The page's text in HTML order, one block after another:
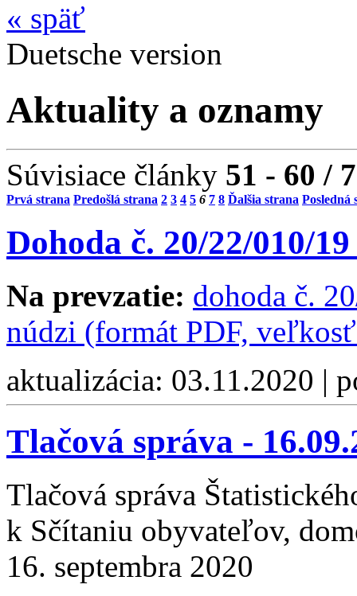
« späť
Duetsche version
Aktuality a oznamy
Súvisiace články 51 - 60 /
Prvá strana Predošlá strana 2 3 4 5 6 7 8 Ďalšia strana Posledná
Dohoda č. 20/22/010/
Na prevzatie: dohoda č.
núdzi (formát PDF,
aktualizácia: 03.11.2020 |
Tlačová správa -
Tlačová správa
k Sčítaniu obyvateľov,
16. septembra 2020